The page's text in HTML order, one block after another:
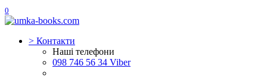
0
> Контакти
Наші телефони
098 746 56 34 Viber